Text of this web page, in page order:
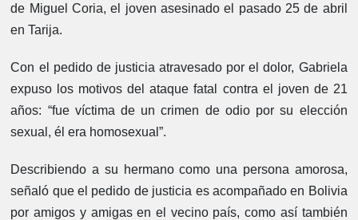
de Miguel Coria, el joven asesinado el pasado 25 de abril
en Tarija.
Con el pedido de justicia atravesado por el dolor, Gabriela
expuso los motivos del ataque fatal contra el joven de 21
años: “fue víctima de un crimen de odio por su elección
sexual, él era homosexual”.
Describiendo a su hermano como una persona amorosa,
señaló que el pedido de justicia es acompañado en Bolivia
por amigos y amigas en el vecino país, como así también